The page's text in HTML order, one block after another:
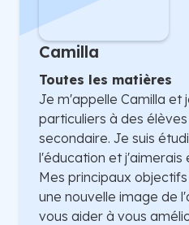
Camilla
Toutes les matières
Je m'appelle Camilla et
particuliers à des
secondaire. Je suis
l'éducation et j'aimerais
Mes principaux
une nouvelle image de
vous aider à vous